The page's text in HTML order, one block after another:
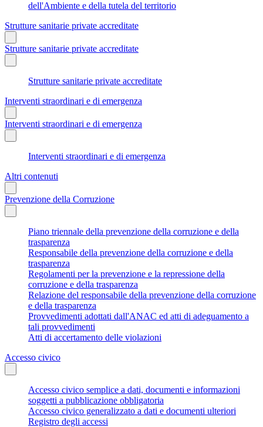
dell'Ambiente e della tutela del territorio
Strutture sanitarie private accreditate
Strutture sanitarie private accreditate
Strutture sanitarie private accreditate
Interventi straordinari e di emergenza
Interventi straordinari e di emergenza
Interventi straordinari e di emergenza
Altri contenuti
Prevenzione della Corruzione
Piano triennale della prevenzione della corruzione e della
trasparenza
Responsabile della prevenzione della corruzione e della
trasparenza
Regolamenti per la prevenzione e la repressione della
corruzione e della trasparenza
Relazione del responsabile della prevenzione della corruzione
e della trasparenza
Provvedimenti adottati dall'ANAC ed atti di adeguamento a
tali provvedimenti
Atti di accertamento delle violazioni
Accesso civico
Accesso civico semplice a dati, documenti e informazioni
soggetti a pubblicazione obbligatoria
Accesso civico generalizzato a dati e documenti ulteriori
Registro degli accessi